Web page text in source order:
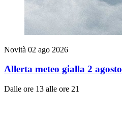
Novità 02 ago 2026
Allerta meteo gialla 2 agosto
Dalle ore 13 alle ore 21